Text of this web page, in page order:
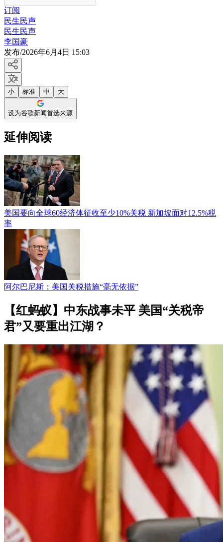
订阅
民生民声
民生民声
李国豪
发布/2026年6月4日 15:03
小 标准 中 大
设为谷歌新闻首选来源
延伸阅读
美国要向全球60经济体征收至少10%关税 新加坡面对12.5%税
率
阿尔巴尼斯：美国关税措施“毫无依据”
【红蚂蚁】中东战事未平 美国“关税帝
君”又要重出江湖？